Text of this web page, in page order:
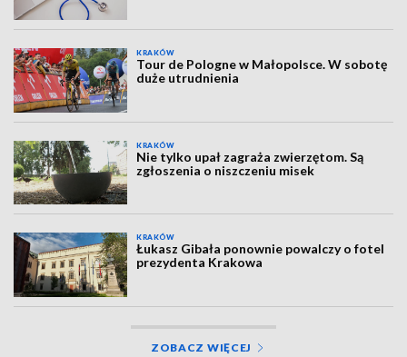
KRAKÓW
Tour de Pologne w Małopolsce. W sobotę
duże utrudnienia
KRAKÓW
Nie tylko upał zagraża zwierzętom. Są
zgłoszenia o niszczeniu misek
KRAKÓW
Łukasz Gibała ponownie powalczy o fotel
prezydenta Krakowa
ZOBACZ WIĘCEJ